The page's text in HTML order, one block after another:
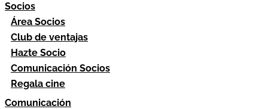
Socios
Área Socios
Club de ventajas
Hazte Socio
Comunicación Socios
Regala cine
Comunicación